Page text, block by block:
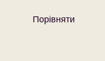
Порівняти